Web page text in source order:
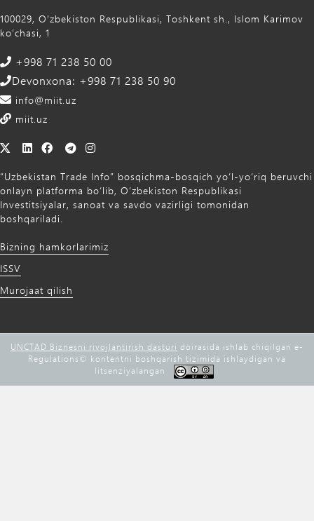
100029, Oʻzbekiston Respublikasi, Toshkent sh., Islom Karimov
ko‘chasi, 1
+998 71 238 50 00
Devonxona: +998 71 238 50 90
info@miit.uz
miit.uz
“Uzbekistan Trade Info” bosqichma-bosqich yo‘l-yo‘riq beruvchi
onlayn platforma bo‘lib, O‘zbekiston Respublikasi
Investitsiyalar, sanoat va savdo vazirligi tomonidan
boshqariladi.
Bizning hamkorlarimiz
ISSV
Murojaat qilish
UNCTAD Biznesni rivojlantirish dasturi doirasida ishlab chiqilgan e-
Regulations©️ kontentni boshqarish tizimida ishlaydigan va
litsenziyalangan